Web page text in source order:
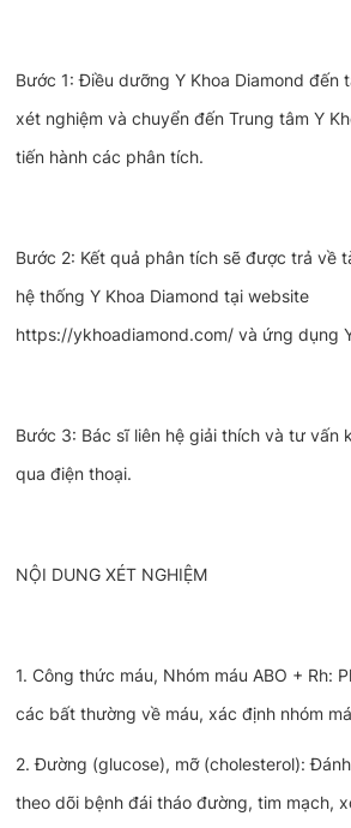
Bước 1: Điều dưỡng Y Khoa Diamond đến
xét nghiệm và chuyển đến Trung tâm Y
tiến hành các phân tích.
Bước 2: Kết quả phân tích sẽ được trả về
hệ thống Y Khoa Diamond tại website
https://ykhoadiamond.com/ và ứng dụng
Bước 3: Bác sĩ liên hệ giải thích và tư vấn
qua điện thoại.
NỘI DUNG XÉT NGHIỆM
1. Công thức máu, Nhóm máu ABO + Rh:
các bất thường về máu, xác định nhóm
2. Đường (glucose), mỡ (cholesterol):
theo dõi bệnh đái tháo đường, tim mạch,